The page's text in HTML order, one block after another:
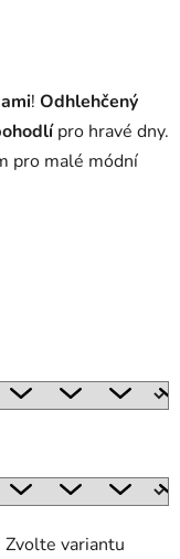
! Odhlehčený
pro hravé dny.
pro malé módní
Zvolte variantu